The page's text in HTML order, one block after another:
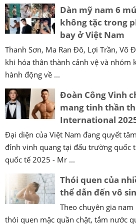
Dàn mỹ nam 6
không tặc trong
bay ở Việt Nam
Thanh Sơn, Ma Ran Đô, Lợi Trần, Võ
khi hóa thân thành cảnh vệ và nhóm
hành động về ...
Đoàn Công Vinh
mang tinh thần
International
Đại diện của Việt Nam đang quyết
đỉnh vinh quang tại đấu trường quốc
quốc tế 2025 - Mr ...
Thói quen của
thể dẫn đến vô
Theo chuyên gia
thói quen mặc quần chật, tắm nước